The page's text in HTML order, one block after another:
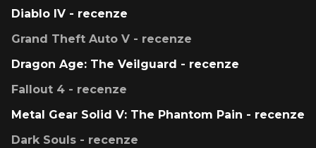
Diablo IV - recenze
Grand Theft Auto V - recenze
Dragon Age: The Veilguard - recenze
Fallout 4 - recenze
Metal Gear Solid V: The Phantom Pain - recenze
Dark Souls - recenze